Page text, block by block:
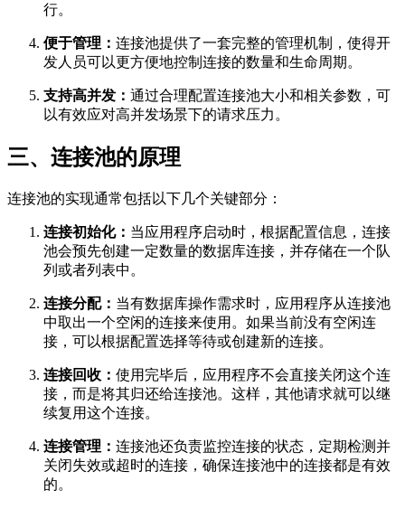
行。
便于管理： 连接池提供了一套完整的管理机制，使得开
发人员可以更方便地控制连接的数量和生命周期。
支持高并发： 通过合理配置连接池大小和相关参数，可
以有效应对高并发场景下的请求压力。
三、连接池的原理
连接池的实现通常包括以下几个关键部分：
连接初始化： 当应用程序启动时，根据配置信息，连接
池会预先创建一定数量的数据库连接，并存储在一个队
列或者列表中。
连接分配： 当有数据库操作需求时，应用程序从连接池
中取出一个空闲的连接来使用。如果当前没有空闲连
接，可以根据配置选择等待或创建新的连接。
连接回收： 使用完毕后，应用程序不会直接关闭这个连
接，而是将其归还给连接池。这样，其他请求就可以继
续复用这个连接。
连接管理： 连接池还负责监控连接的状态，定期检测并
关闭失效或超时的连接，确保连接池中的连接都是有效
的。